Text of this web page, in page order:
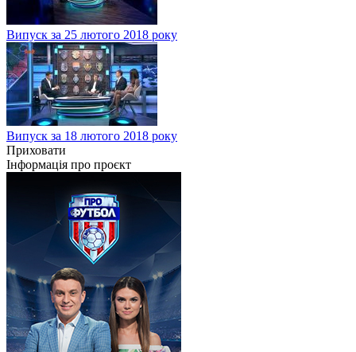
Випуск за 25 лютого 2018 року
Випуск за 18 лютого 2018 року
Приховати
Інформація про проєкт